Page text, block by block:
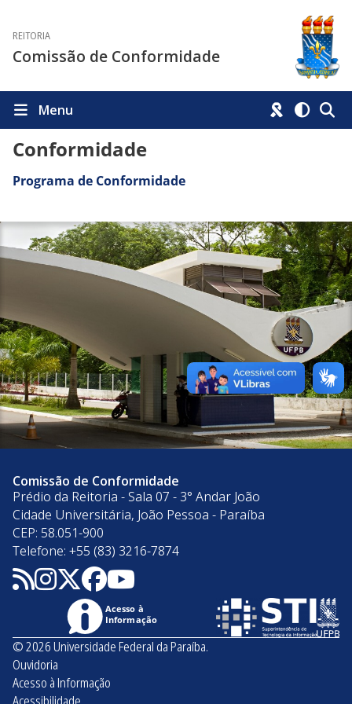
REITORIA
Comissão de Conformidade
Menu
Conformidade
Programa de Conformidade
Comissão de Conformidade
Prédio da Reitoria - Sala 07 - 3° Andar João
Cidade Universitária, João Pessoa - Paraíba
CEP: 58.051-900
Telefone: +55 (83) 3216-7874
Acesso à
Informação
© 2026 Universidade Federal da Paraíba.
Ouvidoria
Acesso à Informação